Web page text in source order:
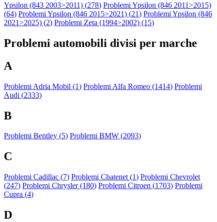
Ypsilon (843 2003>2011) (278) Problemi Ypsilon (846 2011>2015)
(64) Problemi Ypsilon (846 2015>2021) (21) Problemi Ypsilon (846
2021>2025) (2) Problemi Zeta (1994>2002) (15)
Problemi automobili divisi per marche
A
Problemi Adria Mobil (1) Problemi Alfa Romeo (1414) Problemi
Audi (2333)
B
Problemi Bentley (5) Problemi BMW (2093)
C
Problemi Cadillac (7) Problemi Chatenet (1) Problemi Chevrolet
(247) Problemi Chrysler (180) Problemi Citroen (1703) Problemi
Cupra (4)
D